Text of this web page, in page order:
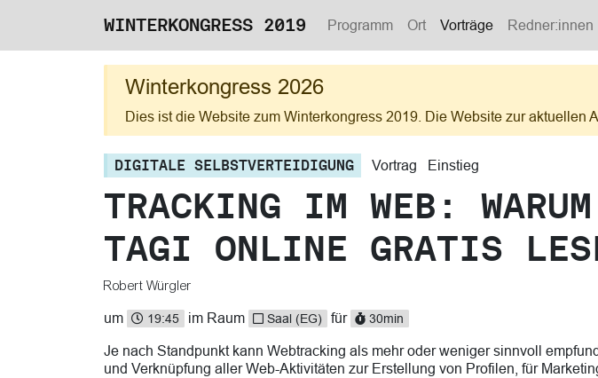
WINTERKONGRESS 2019 Programm Ort Vorträge Redner:innen
Winterkongress 2026
Dies ist die Website zum Winterkongress 2019. Die Website zur aktuellen
DIGITALE SELBSTVERTEIDIGUNG Vortrag Einstieg
TRACKING IM WEB:
TAGI ONLINE GRATIS
Robert Würgler
um
19:45 im Raum Saal (EG) für 30min
Je nach Standpunkt kann Webtracking als mehr oder weniger sinnvoll
und Verknüpfung aller Web-Aktivitäten zur Erstellung von Profilen, für